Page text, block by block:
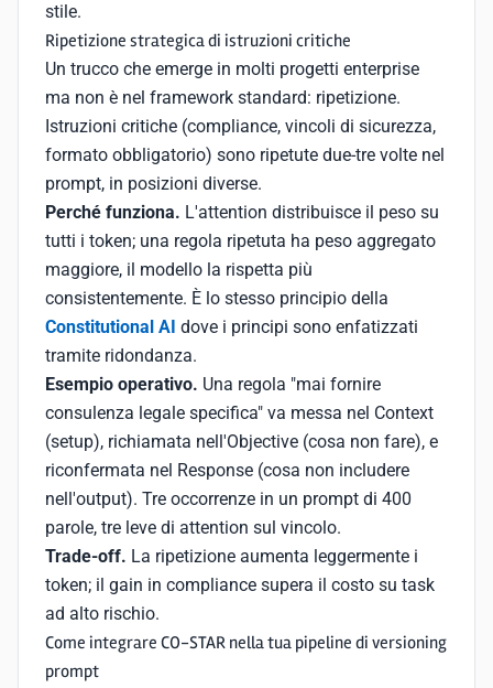
stile.
Ripetizione strategica di istruzioni critiche
Un trucco che emerge in molti progetti enterprise
ma non è nel framework standard: ripetizione.
Istruzioni critiche (compliance, vincoli di sicurezza,
formato obbligatorio) sono ripetute due-tre volte nel
prompt, in posizioni diverse.
Perché funziona. L'attention distribuisce il peso su
tutti i token; una regola ripetuta ha peso aggregato
maggiore, il modello la rispetta più
consistentemente. È lo stesso principio della
Constitutional AI dove i principi sono enfatizzati
tramite ridondanza.
Esempio operativo. Una regola "mai fornire
consulenza legale specifica" va messa nel Context
(setup), richiamata nell'Objective (cosa non fare), e
riconfermata nel Response (cosa non includere
nell'output). Tre occorrenze in un prompt di 400
parole, tre leve di attention sul vincolo.
Trade-off. La ripetizione aumenta leggermente i
token; il gain in compliance supera il costo su task
ad alto rischio.
Come integrare CO-STAR nella tua pipeline di versioning
prompt